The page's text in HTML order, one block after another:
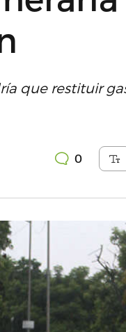
que restituir
0